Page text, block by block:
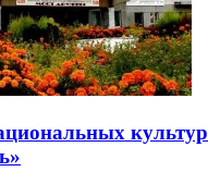
культур